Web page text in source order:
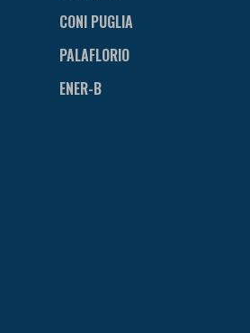
CONI PUGLIA
PALAFLORIO
ENER-B